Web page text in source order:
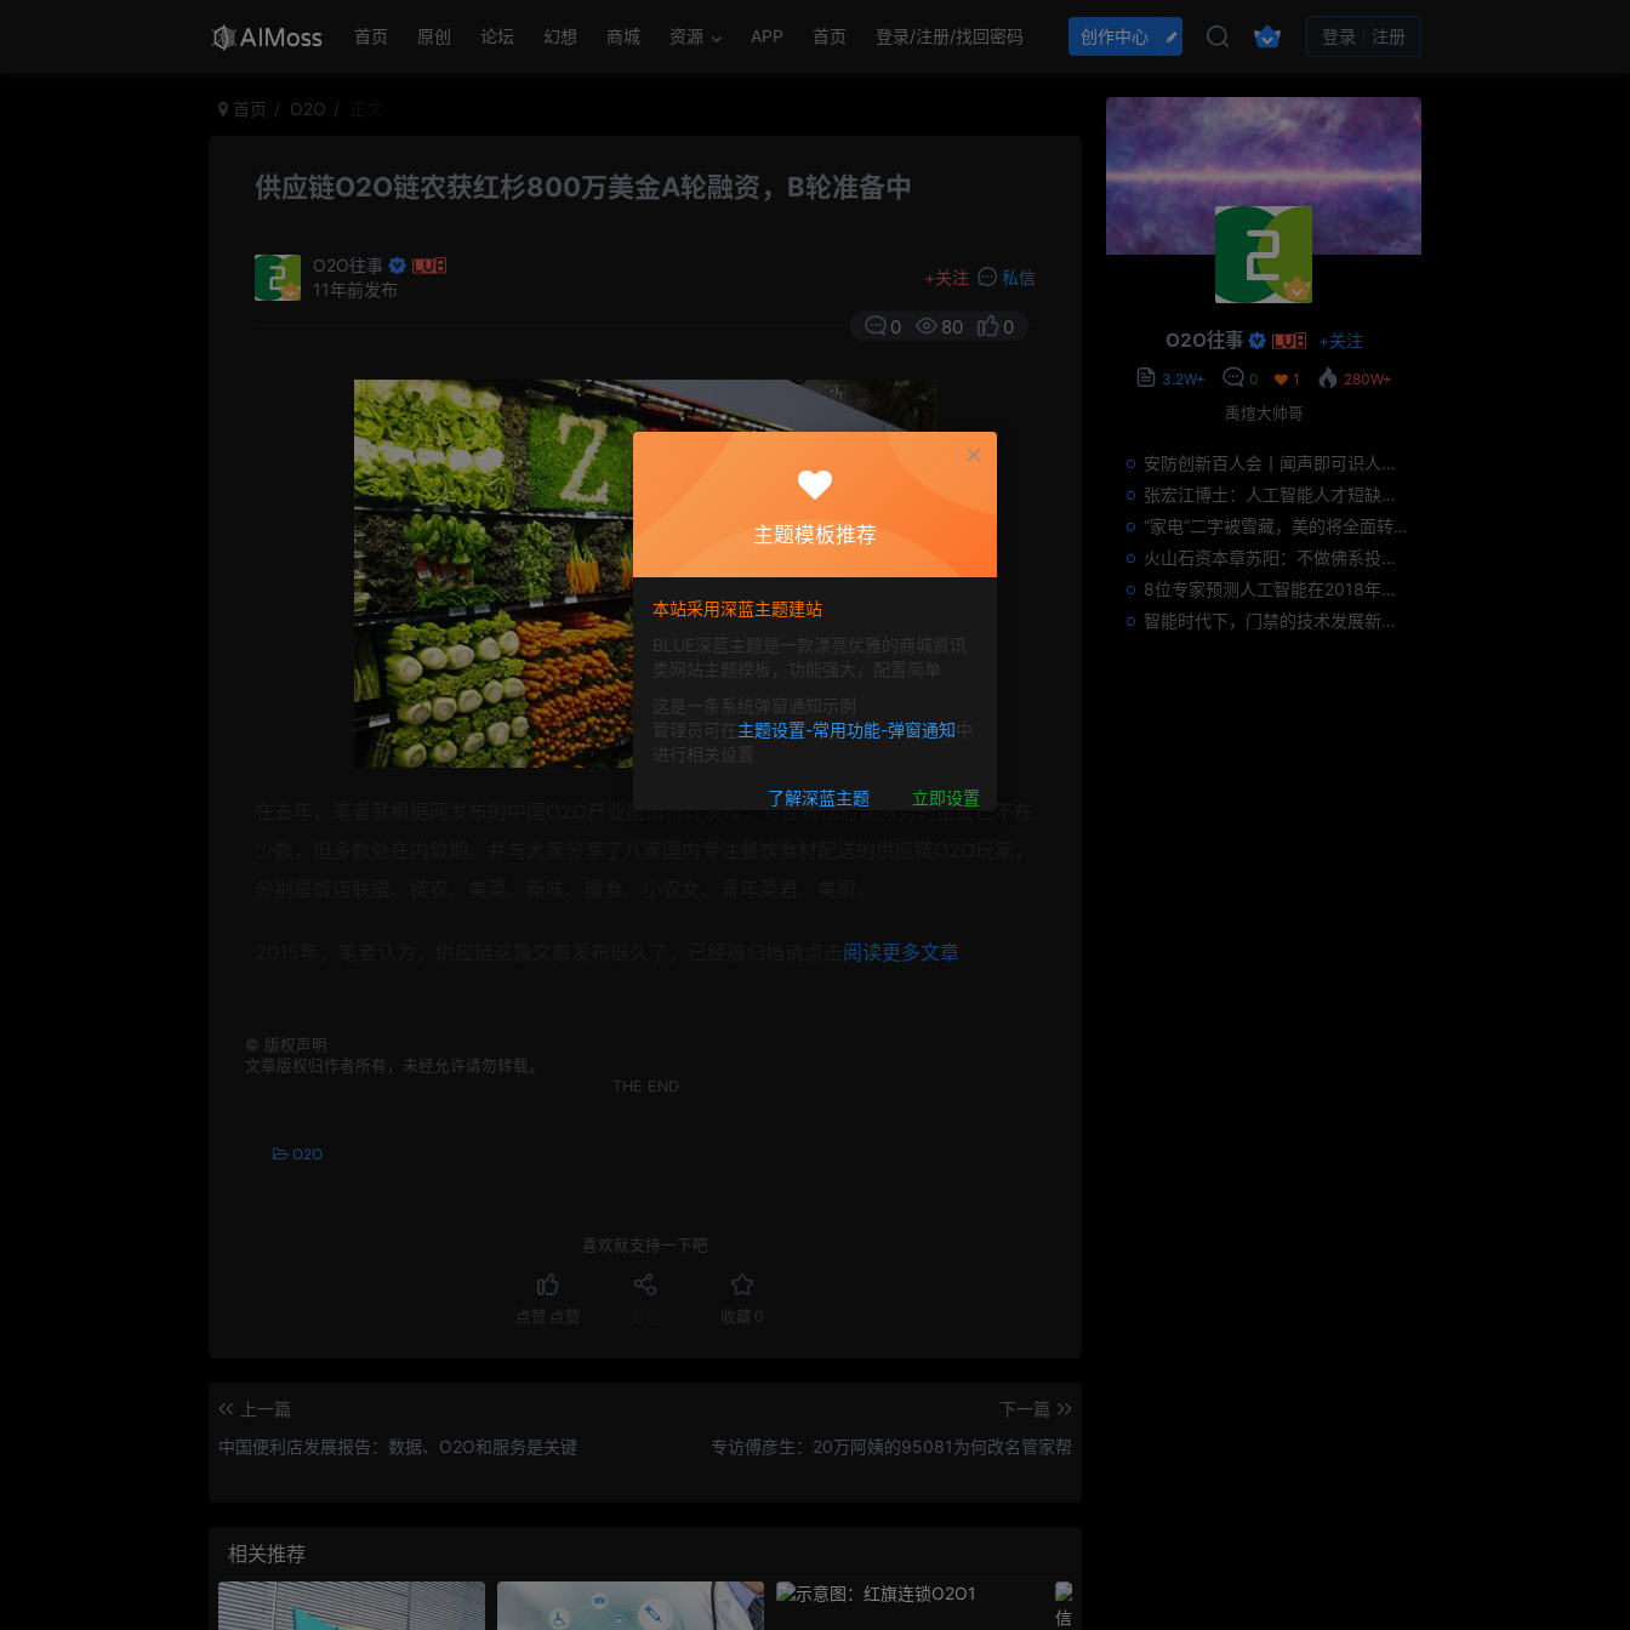
首页 原创 论坛 幻想 商城 资源 APP 首页 登录/注册/找回密码 创作中心 登录 注册
首页 O2O
供应链O2O链农获红杉800万美金A轮融资，B轮准备中
O2O往事
11年前发布
+关注 私信
0 80 0
O2O产业图谱统计发现：专注 餐饮后端服务的企业已不在
阅读更多文章
© 版权声明
文章版权归作者所有，未经允许请勿转载。
THE END
O2O
喜欢就支持一下吧
点赞 点赞 收藏 0
上一篇
中国便利店发展报告：数据、O2O和服务是关键
下一篇
专访傅彦生：20万阿姨的95081为何改名管家帮
相关推荐
O2O往事 +关注
3.2W+ 0 1
280W+
禹煊大帅哥
安防创新百人会丨闻声即可识人，虚拟诈骗的克星——声纹识别
张宏江博士：人工智能人才短缺是世界性问题
“家电”二字被雪藏，美的将全面转型智能制造？
火山石资本章苏阳：不做佛系投资人，为企业价值战斗到底
8位专家预测人工智能在2018年对我们的影响
智能时代下，门禁的技术发展新趋势
主题模板推荐
本站采用深蓝主题建站
BLUE深蓝主题是一款漂亮优雅的商城资讯
类网站主题模板，功能强大，配置简单
这是一条系统弹窗通知示例
管理员可在主题设置-常用功能-弹窗通知中
进行相关设置
了解深蓝主题 立即设置